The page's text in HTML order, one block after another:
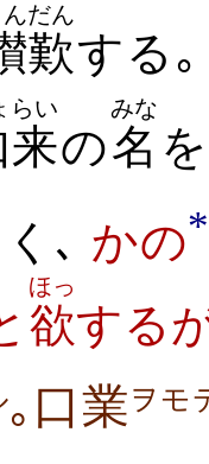
歎
んだん
する
来
らい
の名
みな
を
､ かの*
欲
ほっ
する
｡口業ヲモ